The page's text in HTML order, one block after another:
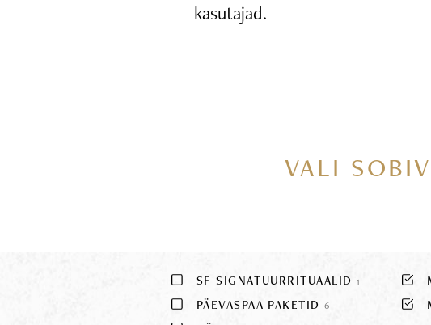
kasutajad.
VALI
SF SIGNATUURRITUAALID1
PÄEVASPAA PAKETID6